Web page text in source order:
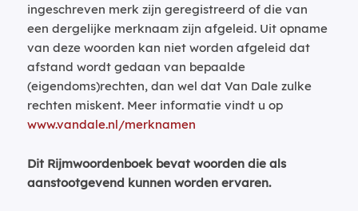
ingeschreven merk zijn geregistreerd of die van
een dergelijke merknaam zijn afgeleid. Uit opname
van deze woorden kan niet worden afgeleid dat
afstand wordt gedaan van bepaalde
(eigendoms)rechten, dan wel dat Van Dale zulke
rechten miskent. Meer informatie vindt u op
www.vandale.nl/merknamen
Dit Rijmwoordenboek bevat woorden die als
aanstootgevend kunnen worden ervaren.